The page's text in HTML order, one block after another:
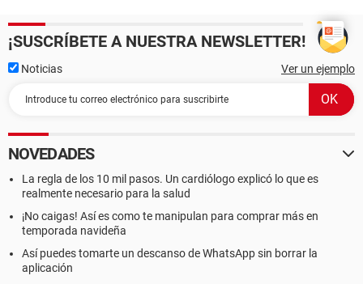
¡SUSCRÍBETE A NUESTRA NEWSLETTER!
Noticias Ver un ejemplo
NOVEDADES
La regla de los 10 mil pasos. Un cardiólogo explicó lo que es
realmente necesario para la salud
¡No caigas! Así es como te manipulan para comprar más en
temporada navideña
Así puedes tomarte un descanso de WhatsApp sin borrar la
aplicación